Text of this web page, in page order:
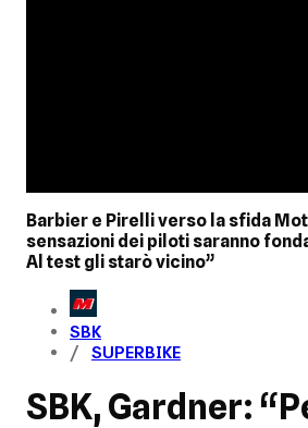
Barbier e Pirelli verso la sfida
sensazioni dei piloti saranno
Al test gli starò vicino”
SBK
SUPERBIKE
SBK, Gardner: